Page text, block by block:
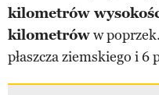
kilometrów
kilometróww
płaszcza ziemskiego i 6